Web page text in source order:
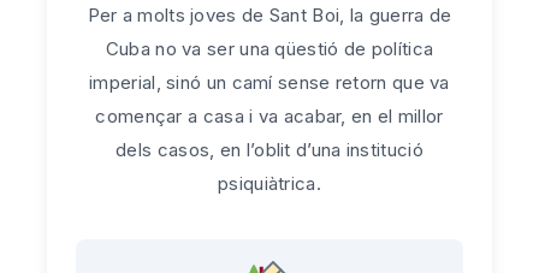
Per a molts joves de Sant Boi, la guerra de
Cuba no va ser una qüestió de política
imperial, sinó un camí sense retorn que va
començar a casa i va acabar, en el millor
dels casos, en l’oblit d’una institució
psiquiàtrica.